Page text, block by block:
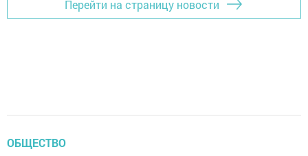
Перейти на страницу новости
ОБЩЕСТВО